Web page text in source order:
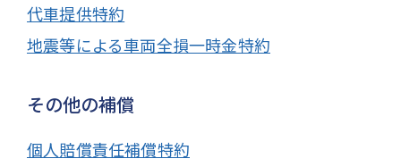
代車提供特約
地震等による車両全損一時金特約
その他の補償
個人賠償責任補償特約